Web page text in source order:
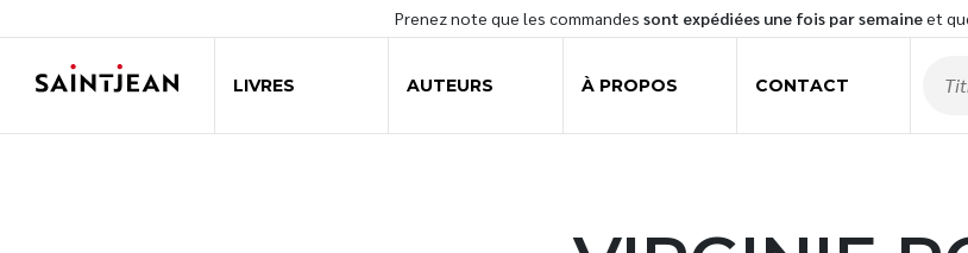
Prenez note que les commandes sont expédiées une fois par semaineet
LIVRES AUTEURS À PROPOS CONTACT